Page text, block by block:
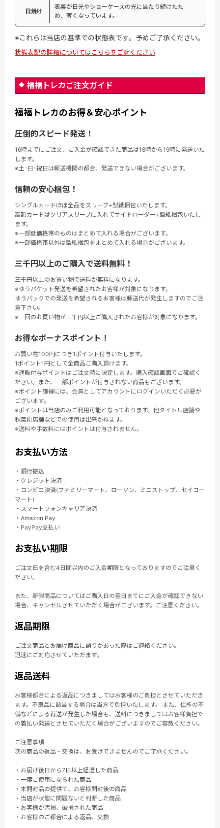
日焼け
表裏が日光やショーケースの光に当たり続けたた
め、薄くなっています。
※これらは当店の基準での状態表です。予めご了承ください。
状態表記の詳細についてはこちらをご覧ください
福福トレカご注文ガイド
福福トレカのお得＆安心ポイント
圧倒的スピード発送！
16時までにご注文、ご入金が確認できた商品は18時から19時に発送いた
します。
※土･日･祝日は郵送機関の都合、発送できない場合がございます。
信頼の安心梱包！
シングルカードほぼ全品をスリーブ+型紙梱包いたします。
高額カードはクリアスリーブに入れてサイドローダー+型紙梱包いたし
ます。
※一部低価格帯のものはまとめて入れる場合がございます。
※一部価格帯以外は型紙梱包をまとめて入れる場合がございます。
三千円以上のご購入で送料無料！
三千円以上のお買い物で送料が無料になります。
※ゆうパケット発送を希望されたお客様が対象になります。
ゆうパックでの発送を希望されるお客様は郵送代が発生しますのでご注
意下さい。
※一回のお買い物が三千円以上ご購入されたお客様が対象になります。
お得なボーナスポイント！
お買い物100円につき1ポイント付与いたします。
1ポイント1円として全商品ご購入頂けます。
※通販付与ポイントはご注文時に決定します。購入確認画面でご確認く
ださい。また、一部ポイントが付与されない商品もございます。
※ポイント獲得には、会員としてアカウントにログインいただく必要が
ございます。
※ポイントは当店のみご利用可能となっております。他タイトル店舗や
秋葉原店舗などでの使用は出来かねます。
※送料や手数料にはポイントは付与されません。
お支払い方法
・銀行振込
・クレジット決済
・コンビニ決済(ファミリーマート、ローソン、ミニストップ、セイコー
マート)
・スマートフォンキャリア決済
・Amazon Pay
・PayPay支払い
お支払い期限
ご注文日を含む4日間以内のご入金期限となっておりますのでご注意く
ださい。
また、新弾商品についてはご購入日の翌日までにご入金が確認できない
場合、キャンセルさせていただく場合がございます。ご注意ください。
返品期限
ご注文商品とお届け商品に誤りがあった際はご連絡ください。
迅速にご対応させていただます。
返品送料
お客様都合による返品につきましてはお客様のご負担とさせていただき
ます。不良品に該当する場合は当方で負担いたします。 また、住所の不
備などによる再送が発生した場合も、送料につきましてはお客様負担で
の着払い発送とさせていただく場合がございますのでご容赦ください。
ご注意事項
次の商品の返品・交換は、お受けできませんのでご了承ください。
・お届け後日から7日以上経過した商品
・一度ご使用になられた商品
・未開封品の提供で、お客様開封後の商品
・当店が状態に問題ないと判断した商品
・お客様が汚損、破損された商品
・お客様のご都合による返品、交換